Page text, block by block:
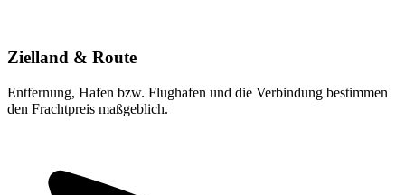
Zielland & Route
Entfernung, Hafen bzw. Flughafen und die Verbindung bestimmen
den Frachtpreis maßgeblich.